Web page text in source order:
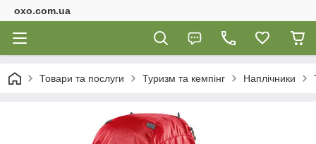
oxo.com.ua
Товари та послуги Туризм та кемпінг Наплічники